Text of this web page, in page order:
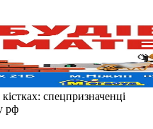
спецпризначенці
рф